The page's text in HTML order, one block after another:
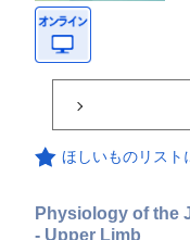
ほしいものリスト
Physiology of the
- Upper Limb